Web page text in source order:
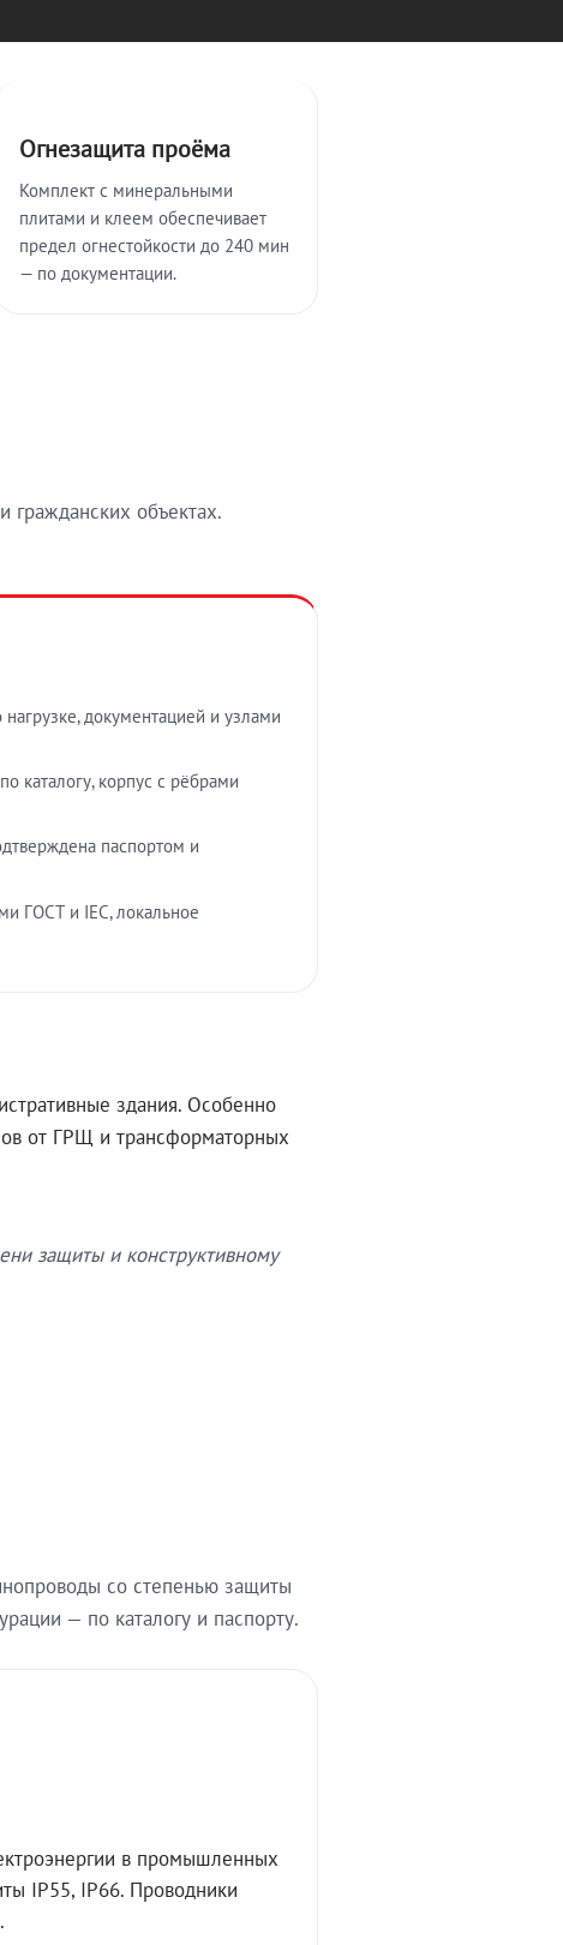
Огнезащита проёма
Комплект с минеральными
плитами и клеем обеспечивает
предел огнестойкости до 240 мин
— по документации.
объектах.
документацией и узлами
каталогу, корпус с рёбрами
паспортом и
ГОСТ и IEC, локальное
здания. Особенно
от ГРЩ и трансформаторных
защиты и конструктивному
со степенью защиты
— по каталогу и паспорту.
в промышленных
IP55, IP66. Проводники